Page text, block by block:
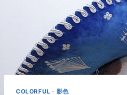
COLORFUL · 影色